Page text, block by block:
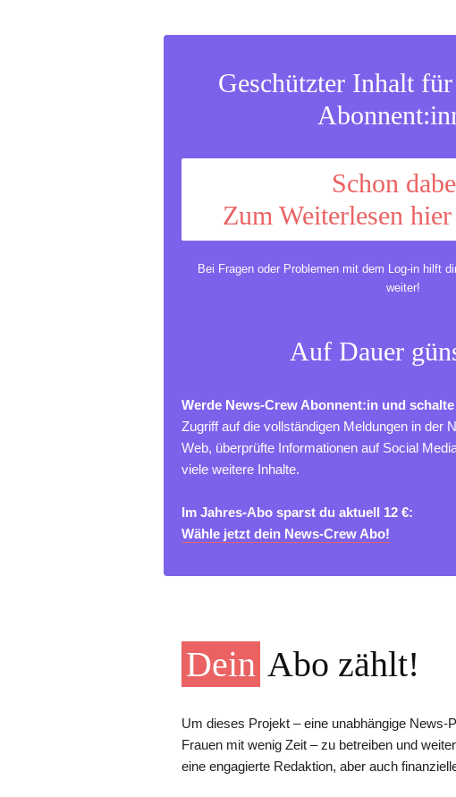
Geschützter Inhalt
Schon
Zum Weiterlesen
Bei Fragen oder Problemen mit dem Log-in hilft
weiter!
Auf Dauer
Werde News-Crew Abonnent:in und
Zugriff auf die vollständigen Meldungen in der
Web, überprüfte Informationen auf Social
viele weitere Inhalte.
Im Jahres-Abo sparst du aktuell 12 €:
Wähle jetzt dein News-Crew Abo!
Dein Abo zählt!
Um dieses Projekt – eine unabhängige News-
Frauen mit wenig Zeit – zu betreiben und
eine engagierte Redaktion, aber auch